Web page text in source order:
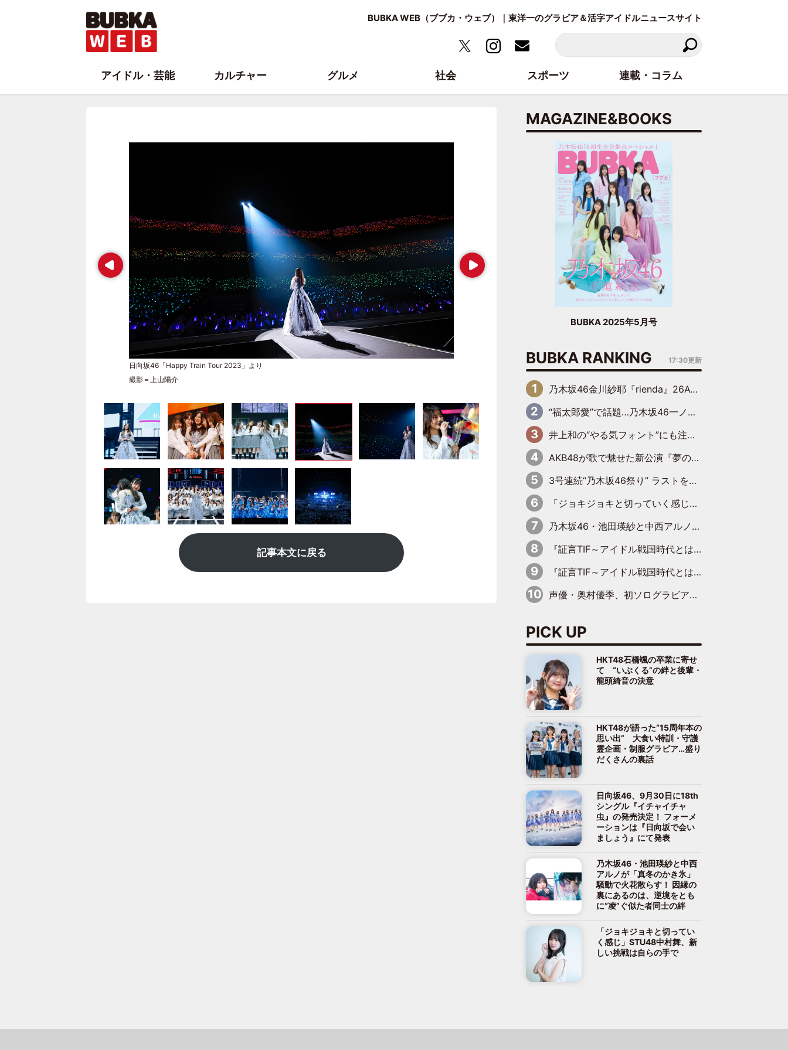
BUBKA WEB（ブブカ・ウェブ）｜東洋一のグラビア＆活字アイドルニュースサイト
Prev
日向坂46「Happy Train Tour 2023」より
撮影＝上山陽介
Next
記事本文に戻る
MAGAZINE&BOOKS
BUBKA 2025年5月号
BUBKA RANKING 17:30更新
乃木坂46金川紗耶『rienda』26AW LOOKモデルに就任
“福太郎愛”で話題…乃木坂46一ノ瀬美空、地元福岡『めんべい25周年トップサポーター』に就任
井上和の“やる気フォント”にも注目 乃木坂46が挑んだ書道パフォーマンスの舞台裏
AKB48が歌で魅せた新公演『夢のポップスター』 初日から全身全霊のステージ
3号連続“乃木坂46祭り” ラストを飾るのは賀喜遥香…5年ぶりの登場に「5年分大人になった私を見ていただけたら」
「ジョキジョキと切っていく感じ」STU48中村舞、新しい挑戦は自らの手で
乃木坂46・池田瑛紗と中西アルノが「真冬のかき氷」騒動で火花散らす！ 因縁の裏にあるのは、逆境をともに“凌”ぐ似た者同士の絆
『証言TIF～アイドル戦国時代とはなんだったのか～』第11回：私立恵比寿中学・真山りか×安本彩花「TIFで10年ぶりのキョンシーメイクをしたら、場を完全に引かせてしまって。時代が変わったんだなって」
『証言TIF～アイドル戦国時代とはなんだったのか～』第6回：でんぱ組.inc・古川未鈴×相沢梨紗「『ハロプロやりたかったな』って言ったら、夢眠ねむさんに『てめえはでんぱ組．incなんだよ！』って肩パンされて(笑)」
声優・奥村優季、初ソログラビアで初ソロ表紙を飾る！ 初めて見せる表情や、声優を志したきっかけなどを語った必読のインタビューを掲載
PICK UP
HKT48石橋颯の卒業に寄せ
て “いぶくる”の絆と後輩・
龍頭綺音の決意
HKT48が語った“15周年本の
思い出” 大食い特訓・守護
霊企画・制服グラビア…盛り
だくさんの裏話
日向坂46、9月30日に18th
シングル『イチャイチャ
虫』の発売決定！ フォーメ
ーションは『日向坂で会い
ましょう』にて発表
乃木坂46・池田瑛紗と中西
アルノが「真冬のかき氷」
騒動で火花散らす！ 因縁の
裏にあるのは、逆境をとも
に“凌”ぐ似た者同士の絆
「ジョキジョキと切ってい
く感じ」STU48中村舞、新
しい挑戦は自らの手で
アイドル・芸能 カルチャー グルメ 社会 スポーツ 連載・コラム